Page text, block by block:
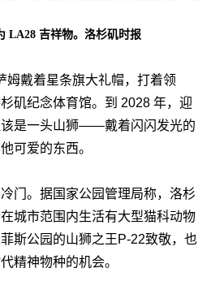
LA28 吉祥物。洛杉矶时报
姆戴着星条旗大礼帽，打着领
矶纪念体育馆。到 2028 年，迎
该是一头山狮——戴着闪闪发光的
可爱的东西。
门。据国家公园管理局称，洛杉
城市范围内生活有大型猫科动物
斯公园的山狮之王P-22致敬，也
精神物种的机会。